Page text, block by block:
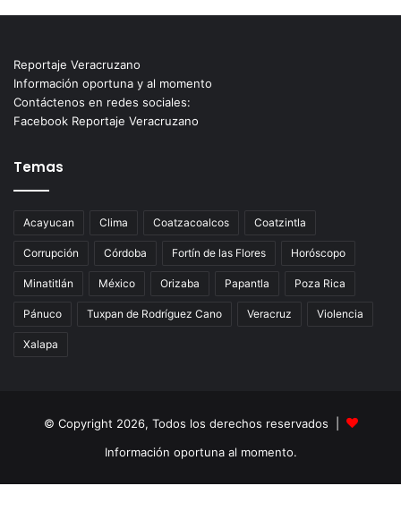
Reportaje Veracruzano
Información oportuna y al momento
Contáctenos en redes sociales:
Facebook Reportaje Veracruzano
Temas
Acayucan Clima Coatzacoalcos Coatzintla
Corrupción Córdoba Fortín de las Flores Horóscopo
Minatitlán México Orizaba Papantla Poza Rica
Pánuco Tuxpan de Rodríguez Cano Veracruz Violencia
Xalapa
© Copyright 2026, Todos los derechos reservados |
Información oportuna al momento.